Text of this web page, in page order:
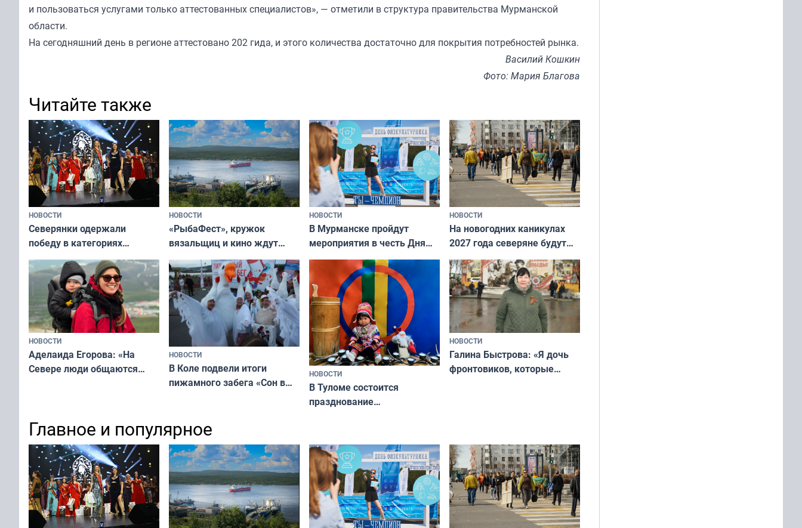
и пользоваться услугами только аттестованных специалистов», — отметили в структура правительства Мурманской
области.
На сегодняшний день в регионе аттестовано 202 гида, и этого количества достаточно для покрытия потребностей рынка.
Василий Кошкин
Фото: Мария Благова
Читайте также
НОВОСТИ
Северянки одержали
победу в категориях
всероссийского конкурса
«Мисс и Миссис Великая
Русь»
НОВОСТИ
«РыбаФест», кружок
вязальщиц и кино ждут
мурманчан в эти выходные
НОВОСТИ
В Мурманске пройдут
мероприятия в честь Дня
физкультурника
НОВОСТИ
На новогодних каникулах
2027 года северяне будут
отдыхать 11 дней
НОВОСТИ
Аделаида Егорова: «На
Севере люди общаются
НОВОСТИ
В Коле подвели итоги
пижамного забега «Сон в
НОВОСТИ
В Туломе состоится
празднование
НОВОСТИ
Галина Быстрова: «Я дочь
фронтовиков, которые
Главное и популярное